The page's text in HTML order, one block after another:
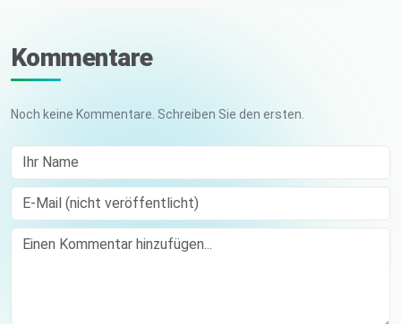
Kommentare
Noch keine Kommentare. Schreiben Sie den ersten.
Ihr Name
E-Mail (nicht veröffentlicht)
Comment